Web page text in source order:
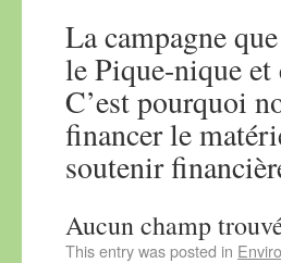
La campagne
le Pique-nique et
C’est pourquoi
financer le
soutenir
Aucun champ
This entry was posted in